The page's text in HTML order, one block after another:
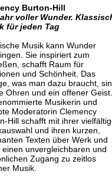
Burton-Hill
voller Wunder.
für jeden Tag
Musik kann Wunder
Sie inspiriert zum
schafft Raum für
und Schönheit. Das
was man dazu braucht,
Ohren und ein offener Geist.
Musikerin und
Moderatorin Clemency
Hill schafft mit ihrer
und ihren kurzen,
Texten über Werk und
einen unvergleichbaren und
Zugang zu zeitlos
Musik.